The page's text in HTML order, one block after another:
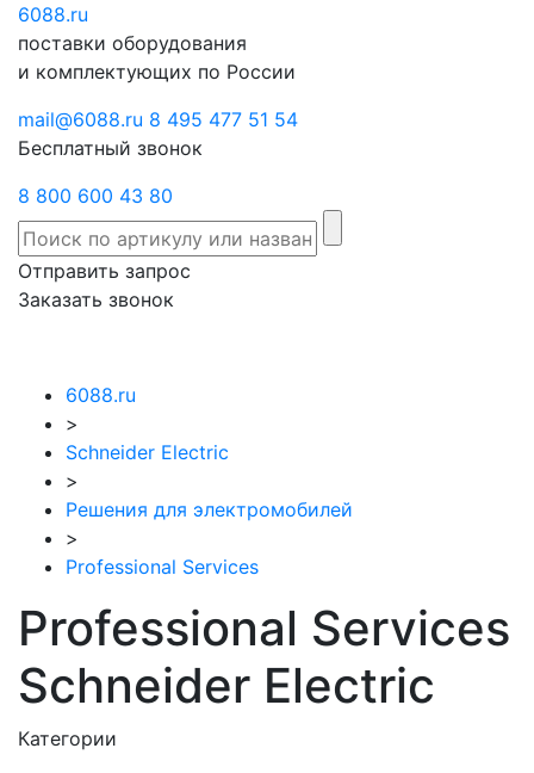
6088.ru
поставки оборудования
и комплектующих по России
mail@6088.ru 8 495 477 51 54
Бесплатный звонок
8 800 600 43 80
Отправить запрос
Заказать звонок
6088.ru
>
Schneider Electric
>
Решения для электромобилей
>
Professional Services
Professional Services
Schneider Electric
Категории
Отправить
запрос
звонок